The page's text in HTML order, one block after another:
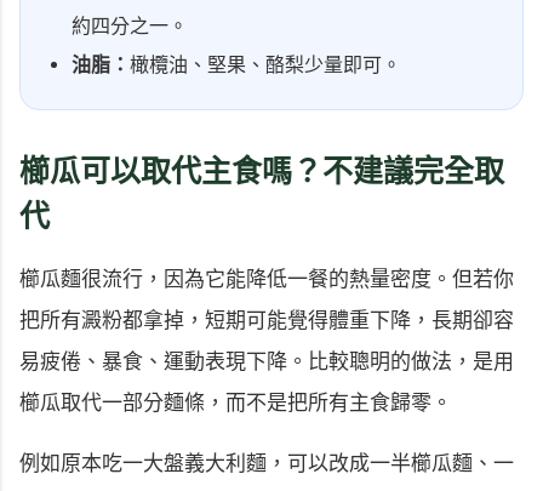
約四分之一。
油脂： 橄欖油、堅果、酪梨少量即可。
櫛瓜可以取代主食嗎？不建議完全取
代
櫛瓜麵很流行，因為它能降低一餐的熱量密度。但若你
把所有澱粉都拿掉，短期可能覺得體重下降，長期卻容
易疲倦、暴食、運動表現下降。比較聰明的做法，是用
櫛瓜取代一部分麵條，而不是把所有主食歸零。
例如原本吃一大盤義大利麵，可以改成一半櫛瓜麵、一